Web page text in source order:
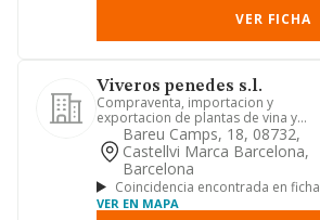
VER FICHA
Viveros penedes s.l.
Compraventa, importacion y
exportacion de plantas de vina y
arboles frutales y de la maquinaria y
p...
Bareu Camps, 18, 08732,
Castellvi Marca Barcelona,
Barcelona
Coincidencia encontrada en ficha
VER EN MAPA